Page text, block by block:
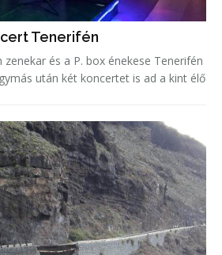
Tenerifén
és a P. box énekese Tenerifén
után két koncertet is ad a kint élő